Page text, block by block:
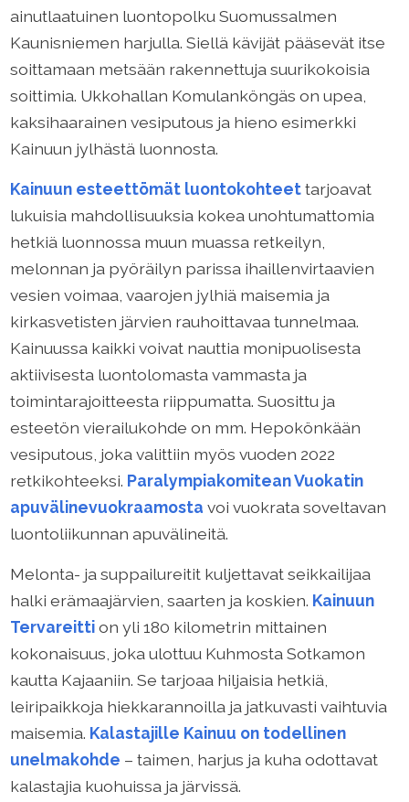
ainutlaatuinen luontopolku Suomussalmen
Kaunisniemen harjulla. Siellä kävijät pääsevät itse
soittamaan metsään rakennettuja suurikokoisia
soittimia. Ukkohallan Komulanköngäs on upea,
kaksihaarainen vesiputous ja hieno esimerkki
Kainuun jylhästä luonnosta.
Kainuun esteettömät luontokohteettarjoavat
lukuisia mahdollisuuksia kokea unohtumattomia
hetkiä luonnossa muun muassa retkeilyn,
melonnan ja pyöräilyn parissa ihaillenvirtaavien
vesien voimaa, vaarojen jylhiä maisemia ja
kirkasvetisten järvien rauhoittavaa tunnelmaa.
Kainuussa kaikki voivat nauttia monipuolisesta
aktiivisesta luontolomasta vammasta ja
toimintarajoitteesta riippumatta. Suosittu ja
esteetön vierailukohde on mm. Hepokönkään
vesiputous, joka valittiin myös vuoden 2022
retkikohteeksi. Paralympiakomitean Vuokatin
apuvälinevuokraamosta voi vuokrata soveltavan
luontoliikunnan apuvälineitä.
Melonta- ja suppailureitit kuljettavat seikkailijaa
halki erämaajärvien, saarten ja koskien. Kainuun
Tervareittion yli 180 kilometrin mittainen
kokonaisuus, joka ulottuu Kuhmosta Sotkamon
kautta Kajaaniin. Se tarjoaa hiljaisia hetkiä,
leiripaikkoja hiekkarannoilla ja jatkuvasti vaihtuvia
maisemia. Kalastajille Kainuu on todellinen
unelmakohde – taimen, harjus ja kuha odottavat
kalastajia kuohuissa ja järvissä.